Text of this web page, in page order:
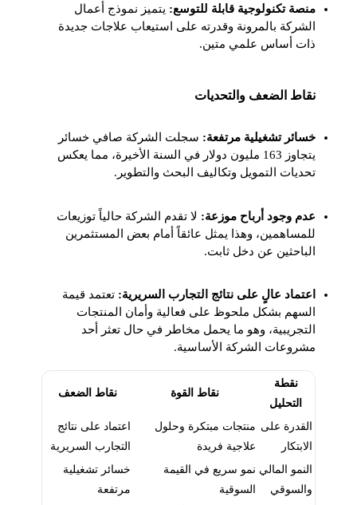
منصة تكنولوجية قابلة للتوسع:يتميز نموذج أعمال
الشركة بالمرونة وقدرته على استيعاب علاجات جديدة
ذات أساس علمي متين.
نقاط الضعف والتحديات
خسائر تشغيلية مرتفعة:سجلت الشركة صافي خسائر
يتجاوز 163 مليون دولار في السنة الأخيرة، مما يعكس
تحديات التمويل وتكاليف البحث والتطوير.
عدم وجود أرباح موزعة:لا تقدم الشركة حالياً توزيعات
للمساهمين، وهذا يمثل عائقاً أمام بعض المستثمرين
الباحثين عن دخل ثابت.
اعتماد عالٍ على نتائج التجارب السريرية:تعتمد قيمة
السهم بشكل ملحوظ على فعالية وأمان المنتجات
التجريبية، وهو ما يحمل مخاطر في حال تعثر أحد
مشروعات الشركة الأساسية.
نقطة
التحليل
نقاط القوة نقاط الضعف
القدرة على
الابتكار
منتجات مبتكرة وحلول
علاجية فريدة
اعتماد على نتائج
التجارب السريرية
النمو المالي
والسوقي
نمو سريع في القيمة
السوقية
خسائر تشغيلية
مرتفعة